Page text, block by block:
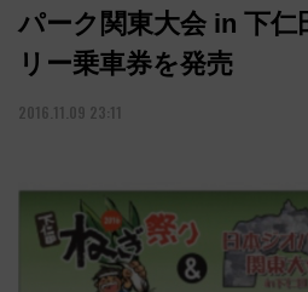
パーク関東大会 in 下仁
リー乗車券を発売
2016.11.09 23:11